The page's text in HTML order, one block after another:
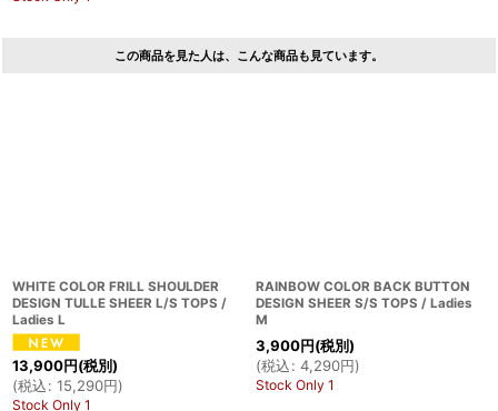
この商品を見た人は、こんな商品も見ています。
WHITE COLOR FRILL SHOULDER
DESIGN TULLE SHEER L/S TOPS /
Ladies L
13,900円(税別)
(税込: 15,290円)
Stock Only 1
RAINBOW COLOR BACK BUTTON
DESIGN SHEER S/S TOPS / Ladies
M
3,900円(税別)
(税込: 4,290円)
Stock Only 1